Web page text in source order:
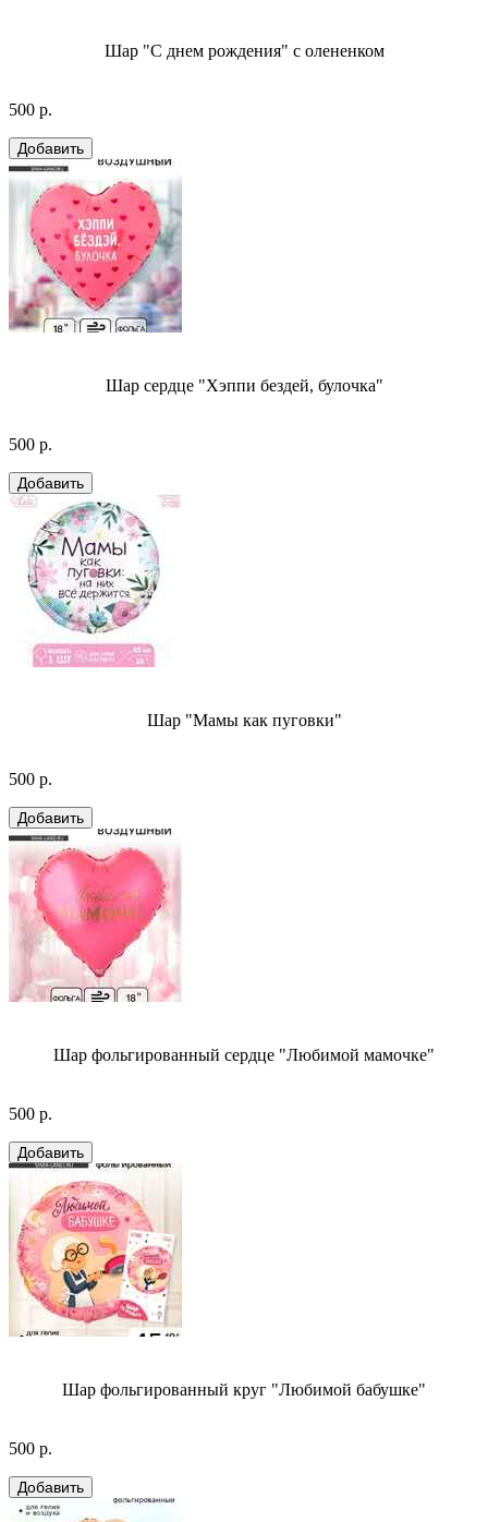
Шар "С днем рождения" с олененком
500 р.
Шар сердце "Хэппи бездей, булочка"
500 р.
Шар "Мамы как пуговки"
500 р.
Шар фольгированный сердце "Любимой мамочке"
500 р.
Шар фольгированный круг "Любимой бабушке"
500 р.